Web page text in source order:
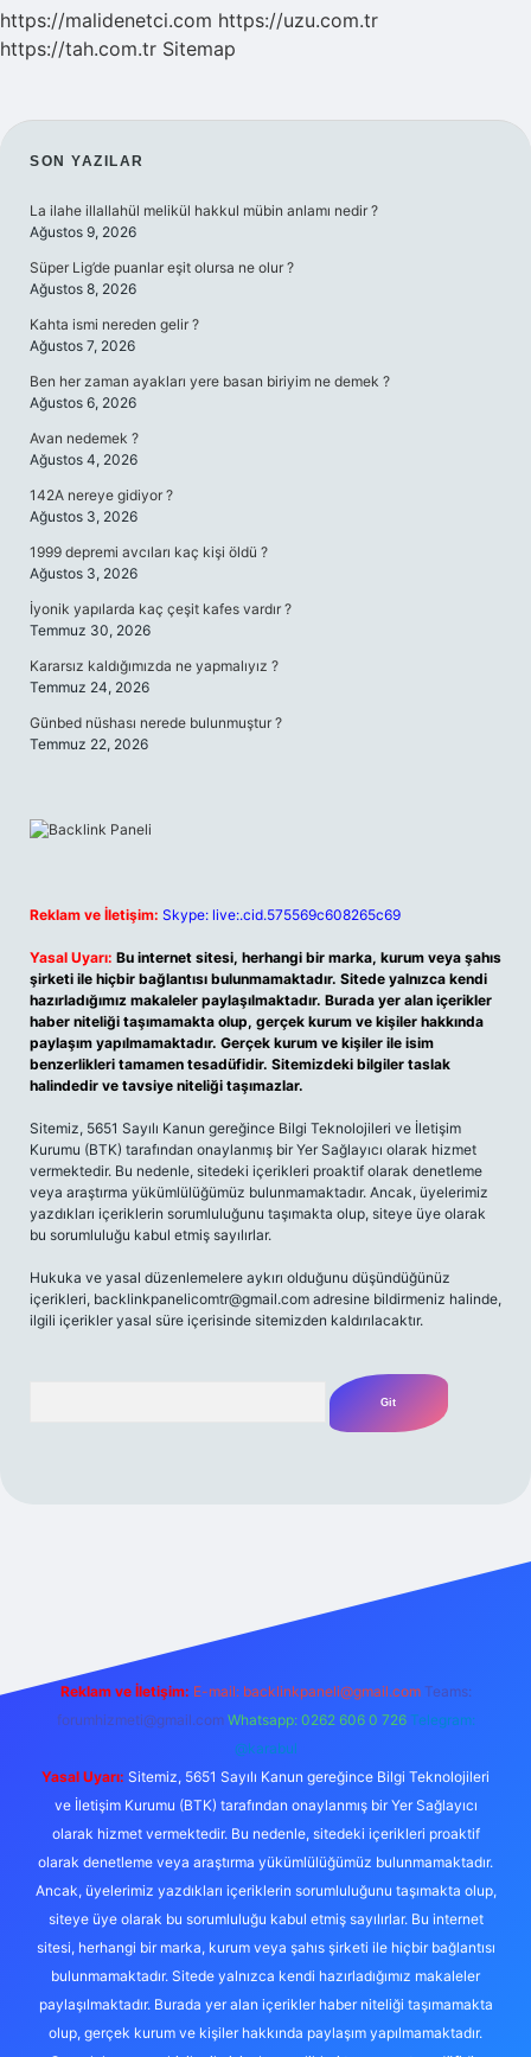
https://malidenetci.com https://uzu.com.tr
https://tah.com.tr Sitemap
SIDEBAR
SON YAZILAR
La ilahe illallahül melikül hakkul mübin anlamı nedir ?
Ağustos 9, 2026
Süper Lig’de puanlar eşit olursa ne olur ?
Ağustos 8, 2026
Kahta ismi nereden gelir ?
Ağustos 7, 2026
Ben her zaman ayakları yere basan biriyim ne demek ?
Ağustos 6, 2026
Avan nedemek ?
Ağustos 4, 2026
142A nereye gidiyor ?
Ağustos 3, 2026
1999 depremi avcıları kaç kişi öldü ?
Ağustos 3, 2026
İyonik yapılarda kaç çeşit kafes vardır ?
Temmuz 30, 2026
Kararsız kaldığımızda ne yapmalıyız ?
Temmuz 24, 2026
Günbed nüshası nerede bulunmuştur ?
Temmuz 22, 2026
Reklam ve İletişim: Skype: live:.cid.575569c608265c69
Yasal Uyarı: Bu internet sitesi, herhangi bir marka, kurum veya şahıs
şirketi ile hiçbir bağlantısı bulunmamaktadır. Sitede yalnızca kendi
hazırladığımız makaleler paylaşılmaktadır. Burada yer alan içerikler
haber niteliği taşımamakta olup, gerçek kurum ve kişiler hakkında
paylaşım yapılmamaktadır. Gerçek kurum ve kişiler ile isim
benzerlikleri tamamen tesadüfidir. Sitemizdeki bilgiler taslak
halindedir ve tavsiye niteliği taşımazlar.
Sitemiz, 5651 Sayılı Kanun gereğince Bilgi Teknolojileri ve İletişim
Kurumu (BTK) tarafından onaylanmış bir Yer Sağlayıcı olarak hizmet
vermektedir. Bu nedenle, sitedeki içerikleri proaktif olarak denetleme
veya araştırma yükümlülüğümüz bulunmamaktadır. Ancak, üyelerimiz
yazdıkları içeriklerin sorumluluğunu taşımakta olup, siteye üye olarak
bu sorumluluğu kabul etmiş sayılırlar.
Hukuka ve yasal düzenlemelere aykırı olduğunu düşündüğünüz
içerikleri, backlinkpanelicomtr@gmail.com adresine bildirmeniz halinde,
ilgili içerikler yasal süre içerisinde sitemizden kaldırılacaktır.
Reklam ve İletişim: E-mail: backlinkpaneli@gmail.com Teams:
forumhizmeti@gmail.com Whatsapp: 0262 606 0 726 Telegram:
@karabul
Yasal Uyarı: Sitemiz, 5651 Sayılı Kanun gereğince Bilgi Teknolojileri
ve İletişim Kurumu (BTK) tarafından onaylanmış bir Yer Sağlayıcı
olarak hizmet vermektedir. Bu nedenle, sitedeki içerikleri proaktif
olarak denetleme veya araştırma yükümlülüğümüz bulunmamaktadır.
Ancak, üyelerimiz yazdıkları içeriklerin sorumluluğunu taşımakta olup,
siteye üye olarak bu sorumluluğu kabul etmiş sayılırlar. Bu internet
sitesi, herhangi bir marka, kurum veya şahıs şirketi ile hiçbir bağlantısı
bulunmamaktadır. Sitede yalnızca kendi hazırladığımız makaleler
paylaşılmaktadır. Burada yer alan içerikler haber niteliği taşımamakta
olup, gerçek kurum ve kişiler hakkında paylaşım yapılmamaktadır.